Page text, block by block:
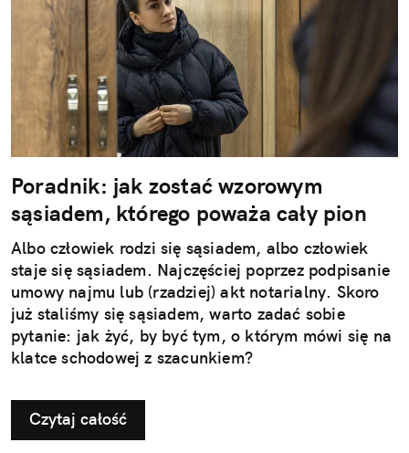
Poradnik: jak zostać wzorowym
sąsiadem, którego poważa cały pion
Albo człowiek rodzi się sąsiadem, albo człowiek
staje się sąsiadem. Najczęściej poprzez podpisanie
umowy najmu lub (rzadziej) akt notarialny. Skoro
już staliśmy się sąsiadem, warto zadać sobie
pytanie: jak żyć, by być tym, o którym mówi się na
klatce schodowej z szacunkiem?
Czytaj całość